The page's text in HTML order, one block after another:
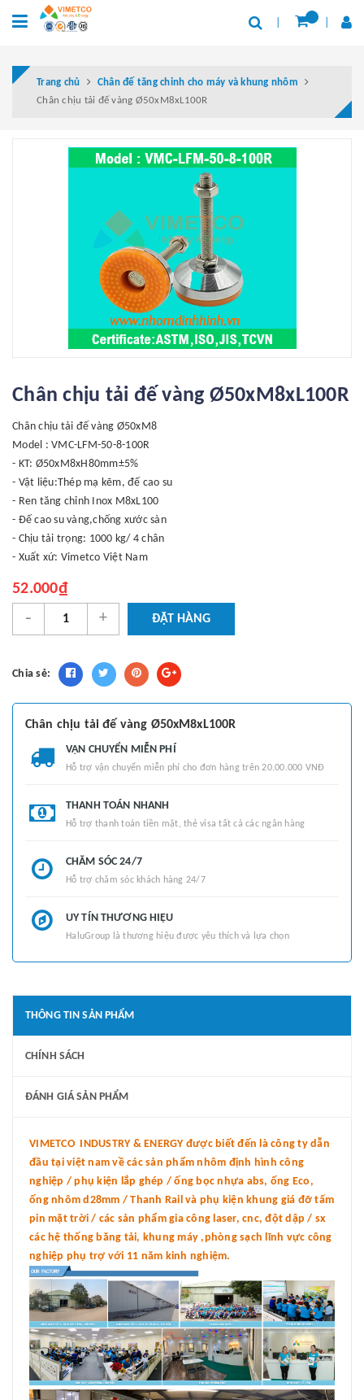
Trang chủ
Chân đế tăng chỉnh cho máy và khung nhôm
Chân chịu tải đế vàng Ø50xM8xL100R
Chân chịu tải đế vàng Ø50xM8xL100R
Chân chịu tải đế vàng Ø50xM8
Model : VMC-LFM-50-8-100R
- KT: Ø50xM8xH80mm±5%
- Vật liệu:Thép mạ kẽm, đế cao su
- Ren tăng chỉnh Inox M8xL100
- Đế cao su vàng,chống xước sàn
- Chịu tải trọng: 1000 kg/ 4 chân
- Xuất xứ: Vimetco Việt Nam
52.000₫
- + ĐẶT HÀNG
Chia sẻ:
Chân chịu tải đế vàng Ø50xM8xL100R
VẬN CHUYỂN MIỄN PHÍ
Hỗ trợ vận chuyển miễn phí cho đơn hàng trên 20.00.000 VNĐ
THANH TOÁN NHANH
Hỗ trợ thanh toán tiền mặt, thẻ visa tất cả các ngân hàng
CHĂM SÓC 24/7
Hỗ trợ chăm sóc khách hàng 24/7
UY TÍN THƯƠNG HIỆU
HaluGroup là thương hiệu được yêu thích và lựa chọn
THÔNG TIN SẢN PHẨM
CHÍNH SÁCH
ĐÁNH GIÁ SẢN PHẨM
VIMETCO INDUSTRY & ENERGY được biết đến là công ty dẫn
đầu tại việt nam về các sản phẩm nhôm định hình công
nghiệp / phụ kiện lắp ghép / ống bọc nhựa abs, ống Eco,
ống nhôm d28mm / Thanh Rail và phụ kiện khung giá đỡ tấm
pin mặt trời / các sản phẩm gia công laser, cnc, đột dập / sx
các hệ thống băng tải, khung máy ,phòng sạch lĩnh vực công
nghiệp phụ trợ với 11 năm kinh nghiệm.